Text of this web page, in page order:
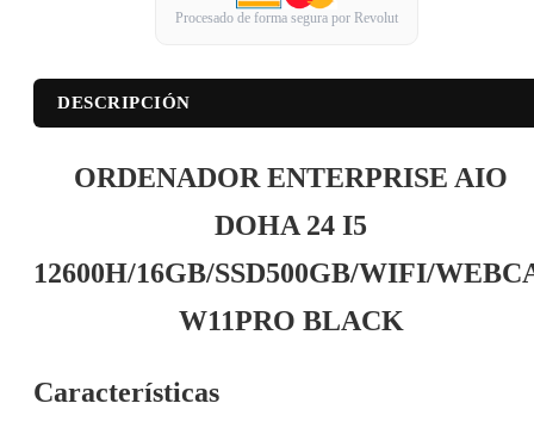
Procesado de forma segura por Revolut
DESCRIPCIÓN
ORDENADOR ENTERPRISE AIO
DOHA 24 I5
12600H/16GB/SSD500GB/WIFI/
W11PRO BLACK
Características